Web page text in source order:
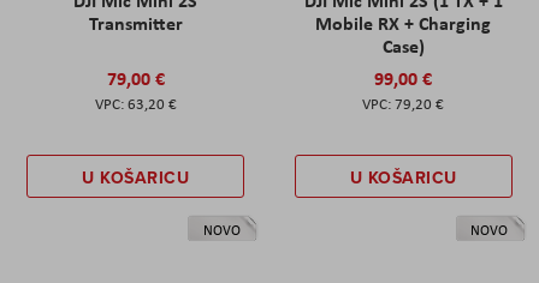
Transmitter
79,00 €
63,20 €
U KOŠARICU
Mobile RX + Charging
Case)
99,00 €
79,20 €
U KOŠARICU
NOVO NOVO